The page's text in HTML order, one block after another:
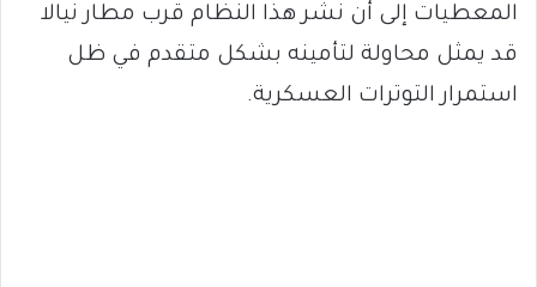
المعطيات إلى أن نشر هذا النظام قرب مطار نيالا
قد يمثل محاولة لتأمينه بشكل متقدم في ظل
استمرار التوترات العسكرية.